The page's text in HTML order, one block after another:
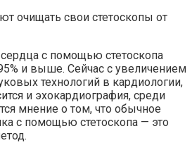
очищать свои стетоскопы от
с помощью стетоскопа
и выше. Сейчас с увеличением
технологий в кардиологии,
и эхокардиография, среди
мнение о том, что обычное
с помощью стетоскопа — это